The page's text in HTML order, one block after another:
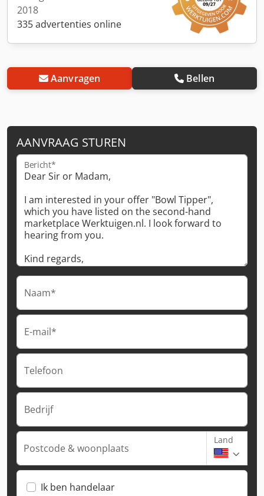
2018
335 advertenties online
Aanvragen Bellen
AANVRAAG STUREN
Bericht*
Naam*
E-mail*
Telefoon
Bedrijf
Postcode & woonplaats
Land
Ik ben handelaar